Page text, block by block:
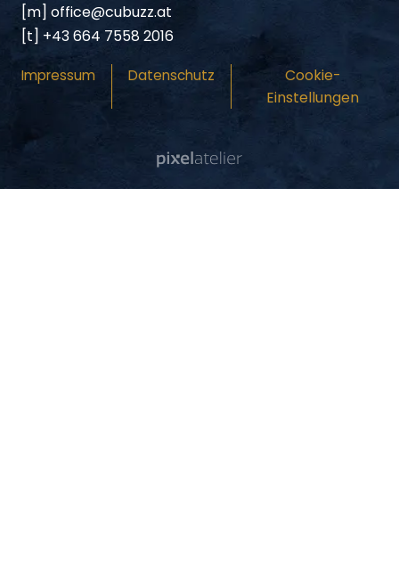
[m] office@cubuzz.at
[t] +43 664 7558 2016
Impressum Datenschutz
Cookie-
Einstellungen